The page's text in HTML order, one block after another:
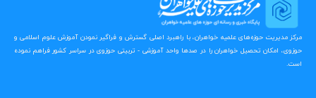
مرکز مدیریت حوزه‌های علمیه خواهران، با راهبرد اصلی گسترش و فراگیر نمودن آموزش علوم اسلامی و
حوزوی، امکان تحصیل خواهران را در صدها واحد آموزشی - تربیتی حوزوی در سراسر کشور فراهم نموده
است.